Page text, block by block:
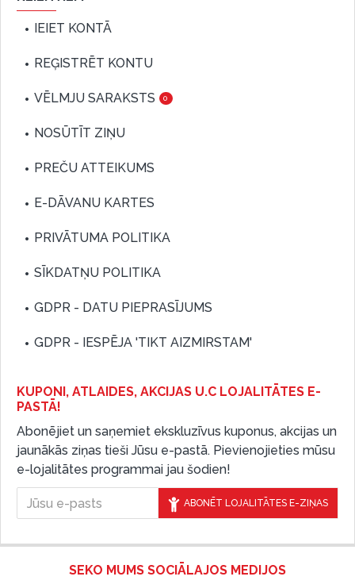
IEIET KONTĀ
REĢISTRĒT KONTU
VĒLMJU SARAKSTS 0
NOSŪTĪT ZIŅU
PREČU ATTEIKUMS
E-DĀVANU KARTES
PRIVĀTUMA POLITIKA
SĪKDATŅU POLITIKA
GDPR - DATU PIEPRASĪJUMS
GDPR - IESPĒJA 'TIKT AIZMIRSTAM'
KUPONI, ATLAIDES, AKCIJAS U.C LOJALITĀTES E-
PASTĀ!
Abonējiet un saņemiet ekskluzīvus kuponus, akcijas un
jaunākās ziņas tieši Jūsu e-pastā. Pievienojieties mūsu
e-lojalitātes programmai jau šodien!
ABONĒT LOJALITĀTES E-ZIŅAS
SEKO MUMS SOCIĀLAJOS MEDIJOS